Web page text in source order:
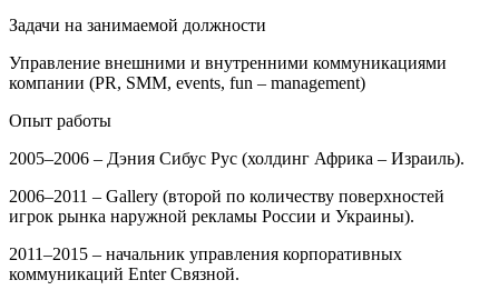
Задачи на занимаемой должности
Управление внешними и внутренними коммуникациями
компании (PR, SMM, events, fun – management)
Опыт работы
2005–2006 – Дэния Сибус Рус (холдинг Африка – Израиль).
2006–2011 – Gallery (второй по количеству поверхностей
игрок рынка наружной рекламы России и Украины).
2011–2015 – начальник управления корпоративных
коммуникаций Enter Связной.